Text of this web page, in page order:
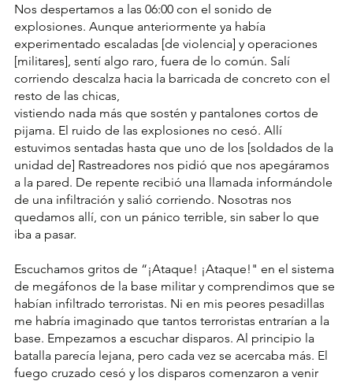
Nos despertamos a las 06:00 con el sonido de
explosiones. Aunque anteriormente ya había
experimentado escaladas [de violencia] y operaciones
[militares], sentí algo raro, fuera de lo común. Salí
corriendo descalza hacia la barricada de concreto con el
resto de las chicas,
vistiendo nada más que sostén y pantalones cortos de
pijama. El ruido de las explosiones no cesó. Allí
estuvimos sentadas hasta que uno de los [soldados de la
unidad de] Rastreadores nos pidió que nos apegáramos
a la pared. De repente recibió una llamada informándole
de una infiltración y salió corriendo. Nosotras nos
quedamos allí, con un pánico terrible, sin saber lo que
iba a pasar.
Escuchamos gritos de “¡Ataque! ¡Ataque!" en el sistema
de megáfonos de la base militar y comprendimos que se
habían infiltrado terroristas. Ni en mis peores pesadillas
me habría imaginado que tantos terroristas entrarían a la
base. Empezamos a escuchar disparos. Al principio la
batalla parecía lejana, pero cada vez se acercaba más. El
fuego cruzado cesó y los disparos comenzaron a venir